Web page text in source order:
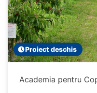
Proiect deschis
Academia pentru